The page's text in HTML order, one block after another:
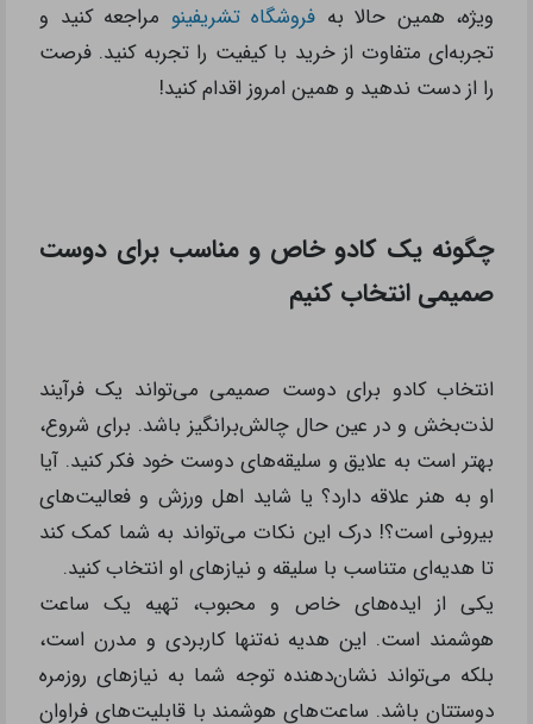
ویژه، همین حالا به فروشگاه تشریفینو مراجعه کنید و
تجربه‌ای متفاوت از خرید با کیفیت را تجربه کنید. فرصت
را از دست ندهید و همین امروز اقدام کنید!
چگونه یک کادو خاص و مناسب برای دوست
صمیمی انتخاب کنیم
انتخاب کادو برای دوست صمیمی می‌تواند یک فرآیند
لذت‌بخش و در عین‌ حال چالش‌برانگیز باشد. برای شروع،
بهتر است به علایق و سلیقه‌های دوست خود فکر کنید. آیا
او به هنر علاقه دارد؟ یا شاید اهل ورزش و فعالیت‌های
بیرونی است؟! درک این نکات می‌تواند به شما کمک کند
تا هدیه‌ای متناسب با سلیقه و نیازهای او انتخاب کنید.
یکی از ایده‌های خاص و محبوب، تهیه یک ساعت
هوشمند است. این هدیه نه‌تنها کاربردی و مدرن است،
بلکه می‌تواند نشان‌دهنده توجه شما به‌ نیازهای روزمره
دوستتان باشد. ساعت‌های هوشمند با قابلیت‌های فراوان